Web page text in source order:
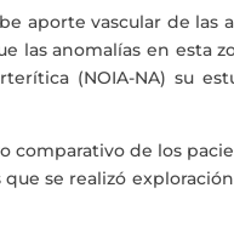
aporte vascular de
las anomalías en esta
(NOIA-NA) su
comparativo de los
que se realizó